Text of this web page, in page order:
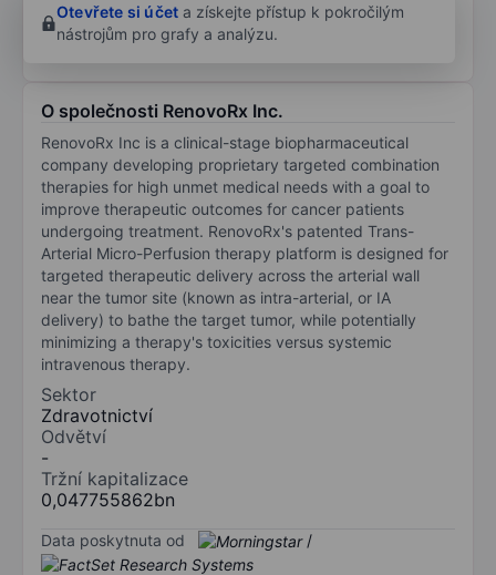
Otevřete si účet a získejte přístup k pokročilým
nástrojům pro grafy a analýzu.
O společnosti RenovoRx Inc.
RenovoRx Inc is a clinical-stage biopharmaceutical
company developing proprietary targeted combination
therapies for high unmet medical needs with a goal to
improve therapeutic outcomes for cancer patients
undergoing treatment. RenovoRx's patented Trans-
Arterial Micro-Perfusion therapy platform is designed for
targeted therapeutic delivery across the arterial wall
near the tumor site (known as intra-arterial, or IA
delivery) to bathe the target tumor, while potentially
minimizing a therapy's toxicities versus systemic
intravenous therapy.
Sektor
Zdravotnictví
Odvětví
-
Tržní kapitalizace
0,047755862bn
Data poskytnuta od /